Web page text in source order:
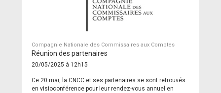
Compagnie Nationale des Commissaires aux Comptes
Réunion des partenaires
20/05/2025 à 12h15
Ce 20 mai, la CNCC et ses partenaires se sont retrouvés
en visioconférence pour leur rendez-vous annuel en